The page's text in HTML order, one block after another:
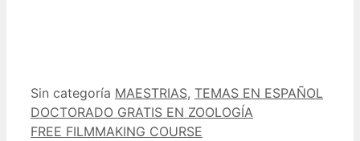
Categorías
Sin categoría Etiquetas
MAESTRIAS, TEMAS EN ESPAÑOL
DOCTORADO GRATIS EN ZOOLOGÍA
FREE FILMMAKING COURSE